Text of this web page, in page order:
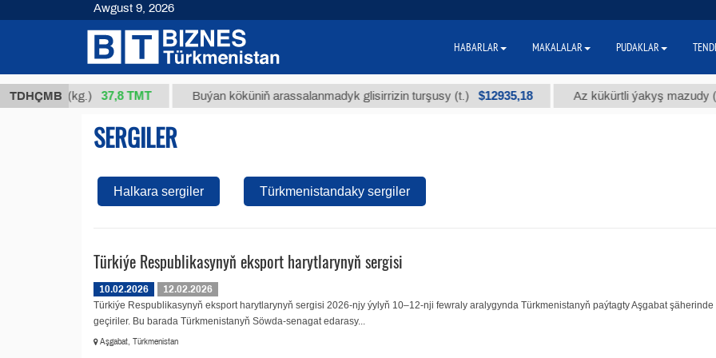
TDHÇMB
34/1 (kg.) 37,8 ТМТ Buýan köküniň arassalanmadyk glisirrizin turşusy (t.) $12935,18 Az kükürtli ýakyş mazudy (t.)
SERGILER
Halkara sergiler Türkmenistandaky sergiler
Türkiýe Respublikasynyň eksport harytlarynyň sergisi
10.02.2026
12.02.2026
Türkiýe Respublikasynyň eksport harytlarynyň sergisi 2026-njy ýylyň 10–12-nji fewraly aralygynda Türkmenistanyň paýtagty Aşgabat şäherinde
geçiriler. Bu barada Türkmenistanyň Söwda-senagat edarasy...
Aşgabat, Türkmenistan
Awgust 9, 2026
HABARLAR MAKALALAR PUDAKLAR